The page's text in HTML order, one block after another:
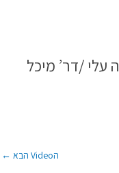
/דר’ מיכל
הVideo הבא ←